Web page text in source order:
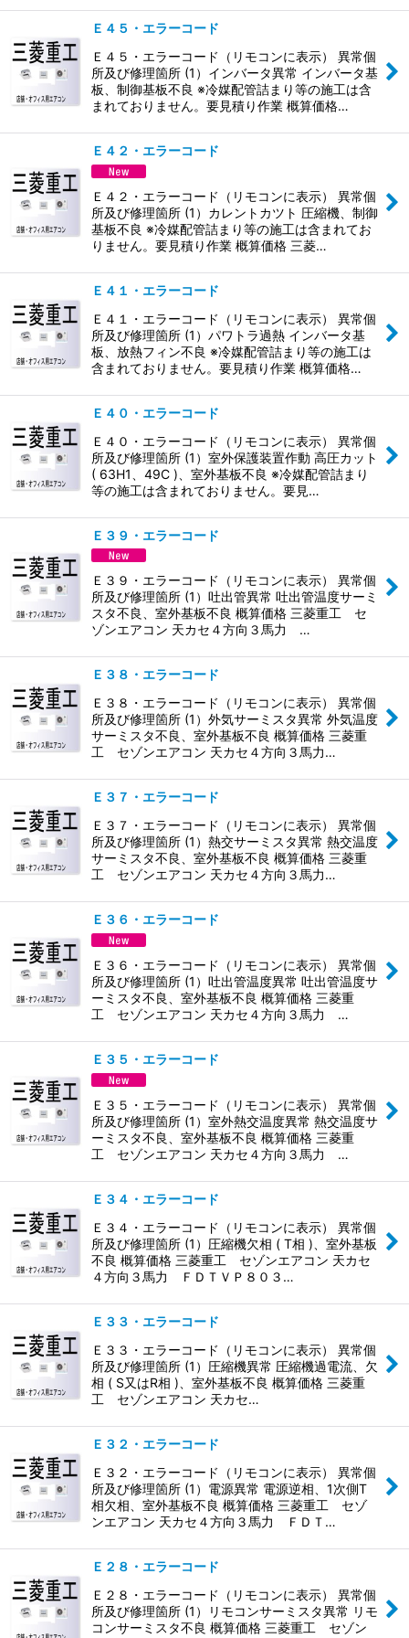
Ｅ４５・エラーコード
Ｅ４５・エラーコード（リモコンに表示） 異常個
所及び修理箇所 (1）インバータ異常 インバータ基
板、制御基板不良 ※冷媒配管詰まり等の施工は含
まれておりません。要見積り作業 概算価格…
Ｅ４２・エラーコード
Ｅ４２・エラーコード（リモコンに表示） 異常個
所及び修理箇所 (1）カレントカツト 圧縮機、制御
基板不良 ※冷媒配管詰まり等の施工は含まれてお
りません。要見積り作業 概算価格 三菱…
Ｅ４１・エラーコード
Ｅ４１・エラーコード（リモコンに表示） 異常個
所及び修理箇所 (1）パワトラ過熱 インバータ基
板、放熱フィン不良 ※冷媒配管詰まり等の施工は
含まれておりません。要見積り作業 概算価格…
Ｅ４０・エラーコード
Ｅ４０・エラーコード（リモコンに表示） 異常個
所及び修理箇所 (1）室外保護装置作動 高圧カット
( 63H1、49C )、室外基板不良 ※冷媒配管詰まり
等の施工は含まれておりません。要見…
Ｅ３９・エラーコード
Ｅ３９・エラーコード（リモコンに表示） 異常個
所及び修理箇所 (1）吐出管異常 吐出管温度サーミ
スタ不良、室外基板不良 概算価格 三菱重工 セ
ゾンエアコン 天カセ４方向３馬力 …
Ｅ３８・エラーコード
Ｅ３８・エラーコード（リモコンに表示） 異常個
所及び修理箇所 (1）外気サーミスタ異常 外気温度
サーミスタ不良、室外基板不良 概算価格 三菱重
工 セゾンエアコン 天カセ４方向３馬力…
Ｅ３７・エラーコード
Ｅ３７・エラーコード（リモコンに表示） 異常個
所及び修理箇所 (1）熱交サーミスタ異常 熱交温度
サーミスタ不良、室外基板不良 概算価格 三菱重
工 セゾンエアコン 天カセ４方向３馬力…
Ｅ３６・エラーコード
Ｅ３６・エラーコード（リモコンに表示） 異常個
所及び修理箇所 (1）吐出管温度異常 吐出管温度サ
ーミスタ不良、室外基板不良 概算価格 三菱重
工 セゾンエアコン 天カセ４方向３馬力 …
Ｅ３５・エラーコード
Ｅ３５・エラーコード（リモコンに表示） 異常個
所及び修理箇所 (1）室外熱交温度異常 熱交温度サ
ーミスタ不良、室外基板不良 概算価格 三菱重
工 セゾンエアコン 天カセ４方向３馬力 …
Ｅ３４・エラーコード
Ｅ３４・エラーコード（リモコンに表示） 異常個
所及び修理箇所 (1）圧縮機欠相 ( T相 )、室外基板
不良 概算価格 三菱重工 セゾンエアコン 天カセ
４方向３馬力 ＦＤＴＶＰ８０３…
Ｅ３３・エラーコード
Ｅ３３・エラーコード（リモコンに表示） 異常個
所及び修理箇所 (1）圧縮機異常 圧縮機過電流、欠
相 ( S又はR相 )、室外基板不良 概算価格 三菱重
工 セゾンエアコン 天カセ…
Ｅ３２・エラーコード
Ｅ３２・エラーコード（リモコンに表示） 異常個
所及び修理箇所 (1）電源異常 電源逆相、1次側T
相欠相、室外基板不良 概算価格 三菱重工 セゾ
ンエアコン 天カセ４方向３馬力 ＦＤＴ…
Ｅ２８・エラーコード
Ｅ２８・エラーコード（リモコンに表示） 異常個
所及び修理箇所 (1）リモコンサーミスタ異常 リモ
コンサーミスタ不良 概算価格 三菱重工 セゾン